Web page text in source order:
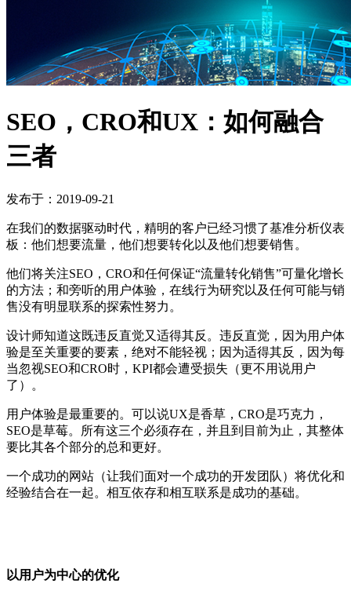
SEO，CRO和UX：如何融合
三者
发布于：2019-09-21
在我们的数据驱动时代，精明的客户已经习惯了基准分析仪表
板：他们想要流量，他们想要转化以及他们想要销售。
他们将关注SEO，CRO和任何保证“流量转化销售”可量化增长
的方法；和旁听的用户体验，在线行为研究以及任何可能与销
售没有明显联系的探索性努力。
设计师知道这既违反直觉又适得其反。违反直觉，因为用户体
验是至关重要的要素，绝对不能轻视；因为适得其反，因为每
当忽视SEO和CRO时，KPI都会遭受损失（更不用说用户
了）。
用户体验是最重要的。可以说UX是香草，CRO是巧克力，
SEO是草莓。所有这三个必须存在，并且到目前为止，其整体
要比其各个部分的总和更好。
一个成功的网站（让我们面对一个成功的开发团队）将优化和
经验结合在一起。相互依存和相互联系是成功的基础。
以用户为中心的优化